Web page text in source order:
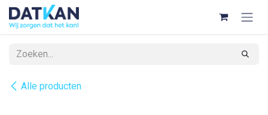
Overslaan naar inhoud
Alle producten